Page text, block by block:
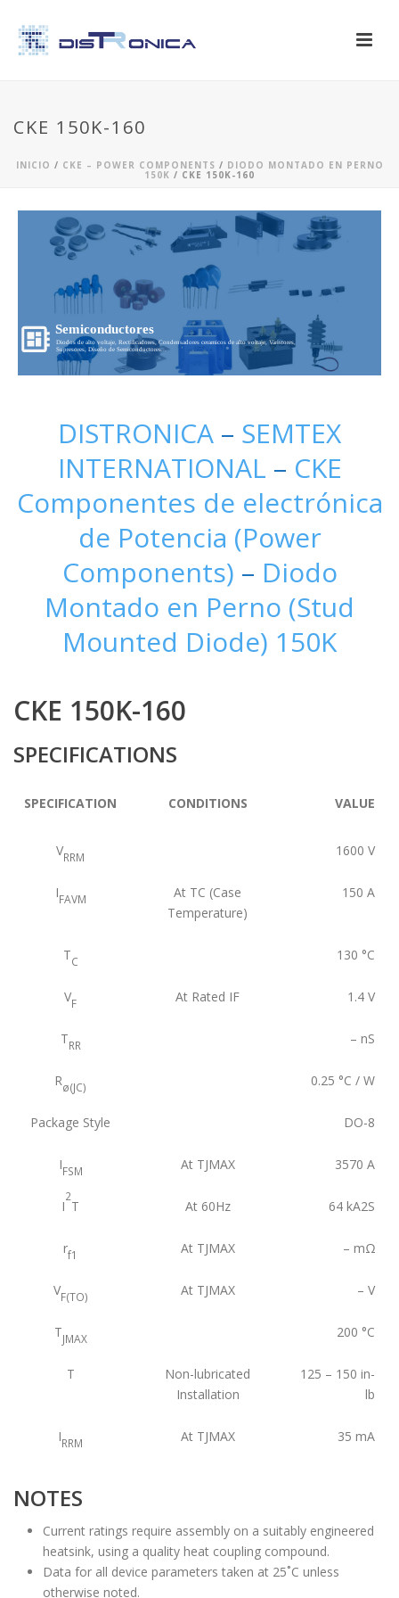
CKE 150K-160
INICIO / CKE – POWER COMPONENTS / DIODO MONTADO EN PERNO
150K / CKE 150K-160
Semiconductores
Diodos de alto voltaje, Rectificadores, Condensadores ceramicos de alto voltaje, Varistores,
Supresores, Diseño de Semiconductores...
DISTRONICA – SEMTEX
INTERNATIONAL – CKE
Componentes de electrónica
de Potencia (Power
Components) – Diodo
Montado en Perno (Stud
Mounted Diode) 150K
CKE 150K-160
SPECIFICATIONS
SPECIFICATION CONDITIONS VALUE
VRRM 1600 V
IFAVM
At TC (Case
Temperature)
150 A
TC 130 °C
VF At Rated IF 1.4 V
TRR – nS
Rø(JC) 0.25 °C / W
Package Style DO-8
IFSM At TJMAX 3570 A
I
2
T At 60Hz 64 kA2S
rf1 At TJMAX – mΩ
VF(TO) At TJMAX – V
TJMAX 200 °C
T
Non-lubricated
Installation
125 – 150 in-
lb
IRRM At TJMAX 35 mA
NOTES
Current ratings require assembly on a suitably engineered
heatsink, using a quality heat coupling compound.
Data for all device parameters taken at 25˚C unless
otherwise noted.